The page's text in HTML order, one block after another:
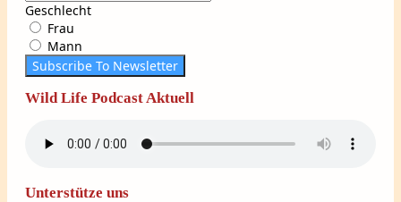
Geschlecht
Frau
Mann
Subscribe To Newsletter
Wild Life Podcast Aktuell
Unterstütze uns